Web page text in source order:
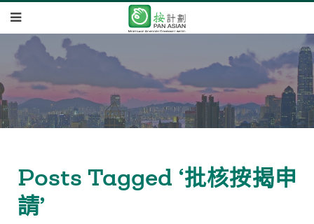
Posts Tagged ‘批核按揭申
請’